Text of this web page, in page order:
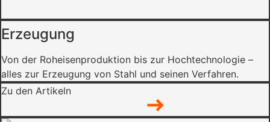
Erzeugung
Von der Roheisenproduktion bis zur Hochtechnologie –
alles zur Erzeugung von Stahl und seinen Verfahren.
Zu den Artikeln